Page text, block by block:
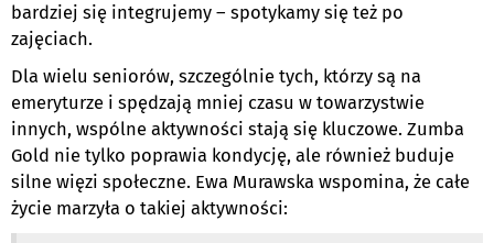
bardziej się integrujemy – spotykamy się też po
zajęciach.
Dla wielu seniorów, szczególnie tych, którzy są na
emeryturze i spędzają mniej czasu w towarzystwie
innych, wspólne aktywności stają się kluczowe. Zumba
Gold nie tylko poprawia kondycję, ale również buduje
silne więzi społeczne. Ewa Murawska wspomina, że całe
życie marzyła o takiej aktywności: